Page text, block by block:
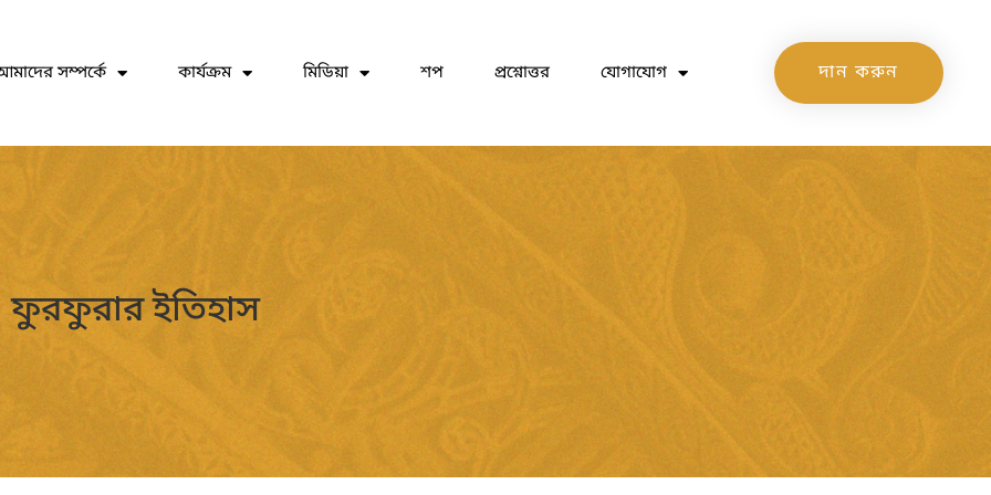
সম্পর্কে কার্যক্রম মিডিয়া শপ প্রশ্নোত্তর যোগাযোগ দান করুন
ফুরফুরার ইতিহাস